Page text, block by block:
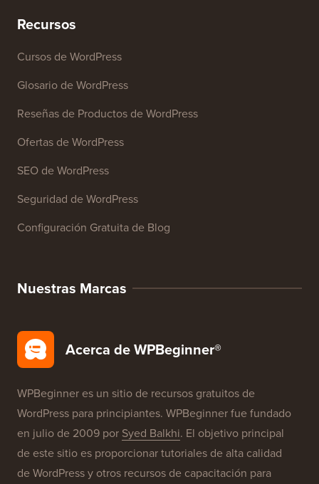
Recursos
Cursos de WordPress
Glosario de WordPress
Reseñas de Productos de WordPress
Ofertas de WordPress
SEO de WordPress
Seguridad de WordPress
Configuración Gratuita de Blog
Nuestras Marcas
Acerca de WPBeginner®
WPBeginner es un sitio de recursos gratuitos de
WordPress para principiantes. WPBeginner fue fundado
en julio de 2009 por Syed Balkhi. El objetivo principal
de este sitio es proporcionar tutoriales de alta calidad
de WordPress y otros recursos de capacitación para